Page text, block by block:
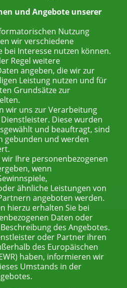
und Angebote unserer
Nutzung
wir verschiedene
bei Interesse nutzen können.
Regel weitere
angeben, die wir zur
Leistung nutzen und für
Grundsätze zur
wir uns zur Verarbeitung
Diese wurden
und beauftragt, sind
gebunden und werden
Ihre personenbezogenen
wenn
ähnliche Leistungen von
angeboten werden.
hierzu erhalten Sie bei
Daten oder
des Angebotes.
oder Partner ihren
des Europäischen
haben, informieren wir
Umstands in der